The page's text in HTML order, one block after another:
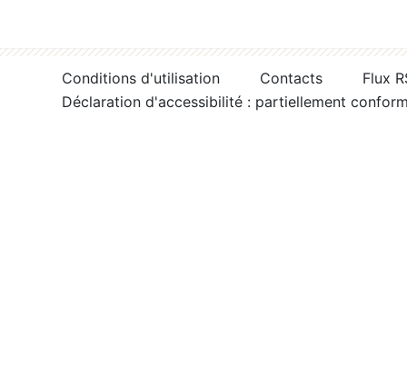
Conditions d'utilisation Contacts
Flux
Déclaration d'accessibilité : partiellement